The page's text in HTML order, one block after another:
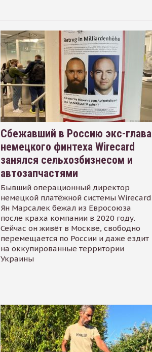
Сбежавший в Россию экс-глава
немецкого финтеха Wirecard
занялся сельхозбизнесом и
автозапчастями
Бывший операционный директор
немецкой платёжной системы Wirecard
Ян Марсалек бежал из Евросоюза
после краха компании в 2020 году.
Сейчас он живёт в Москве, свободно
перемещается по России и даже ездит
на оккупированные территории
Украины